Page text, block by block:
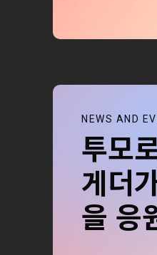
NEWS AND
투모
게더
을 응